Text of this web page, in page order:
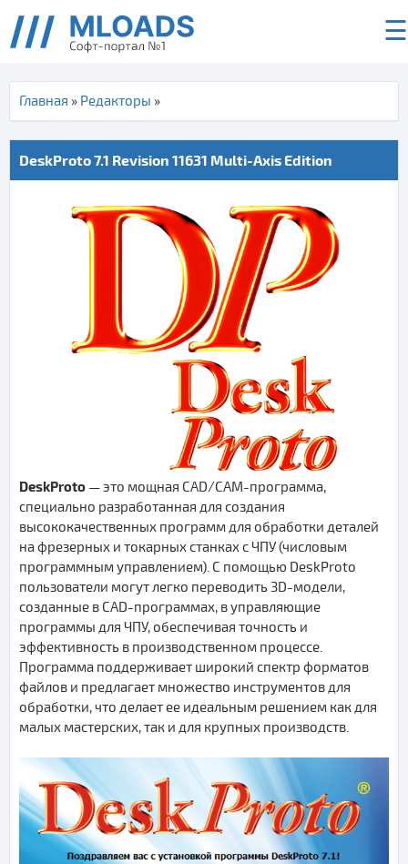
☰
Главная » Редакторы »
DeskProto 7.1 Revision 11631 Multi-Axis Edition
DeskProto — это мощная CAD/CAM-программа,
специально разработанная для создания
высококачественных программ для обработки деталей
на фрезерных и токарных станках с ЧПУ (числовым
программным управлением). С помощью DeskProto
пользователи могут легко переводить 3D-модели,
созданные в CAD-программах, в управляющие
программы для ЧПУ, обеспечивая точность и
эффективность в производственном процессе.
Программа поддерживает широкий спектр форматов
файлов и предлагает множество инструментов для
обработки, что делает ее идеальным решением как для
малых мастерских, так и для крупных производств.